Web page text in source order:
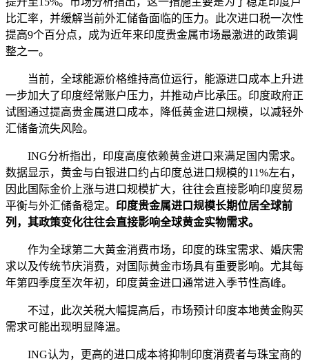
比汇率，并缓解当前外汇储备面临的压力。此次进口税一次性
提高9个百分点，成为近年来印度贵金属市场最激进的政策调
整之一。
当前，全球能源价格维持高位运行，能源进口成本上升进
一步加大了印度经常账户压力，并推动卢比承压。印度政府正
试图通过提高贵金属进口成本，降低黄金进口规模，以减轻外
汇储备流失风险。
ING分析指出，印度高度依赖黄金进口来满足国内需求。
数据显示，黄金与白银进口约占印度总进口规模的11%左右，
因此国际金价上涨与进口规模扩大，往往会直接影响印度贸易
平衡与外汇储备稳定。 印度贵金属进口规模长期位居全球前
列，其政策变化往往会直接影响全球黄金实物需求。
作为全球第二大黄金消费市场，印度的珠宝需求、婚庆需
求以及传统节庆消费，对国际黄金市场具有重要影响。尤其每
年第四季度至次年初，印度黄金进口通常进入季节性高峰。
不过，此次关税大幅提高后，市场预计印度本地黄金购买
需求可能出现明显降温。
ING认为，更高的进口成本将抑制印度消费者与珠宝商的